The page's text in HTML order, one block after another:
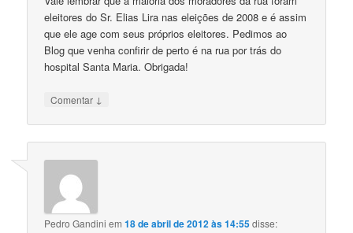
eleitores do Sr. Elias Lira nas eleições de 2008 e é assim
que ele age com seus próprios eleitores. Pedimos ao
Blog que venha confirir de perto é na rua por trás do
hospital Santa Maria. Obrigada!
Comentar ↓
Pedro Gandini em18 de abril de 2012 às 14:55disse: